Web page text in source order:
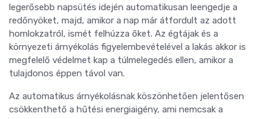
legerősebb napsütés idején automatikusan leengedje a
redőnyöket, majd, amikor a nap már átfordult az adott
homlokzatról, ismét felhúzza őket. Az égtájak és a
környezeti árnyékolás figyelembevételével a lakás akkor is
megfelelő védelmet kap a túlmelegedés ellen, amikor a
tulajdonos éppen távol van.
Az automatikus árnyékolásnak köszönhetően jelentősen
csökkenthető a hűtési energiaigény, ami nemcsak a